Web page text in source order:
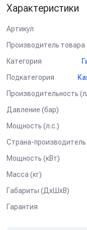
Комплект отбора
Барабан для
Топливный бак 20л
Аккумулятор 12V
Фильтр тонкой
Характеристики
Артикул
Производитель товара
Категория
Подкатегория
Производительность
Давление (бар)
Мощность (л.с.)
Страна-производитель
Мощность (кВт)
Масса (кг)
Габариты (ДхШхВ)
Гарантия